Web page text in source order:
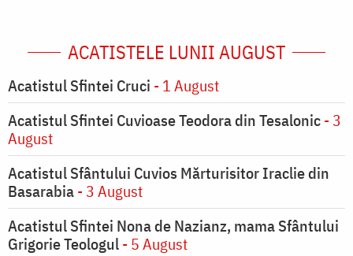
ACATISTELE LUNII AUGUST
Acatistul Sfintei Cruci - 1 August
Acatistul Sfintei Cuvioase Teodora din Tesalonic- 3
August
Acatistul Sfântului Cuvios Mărturisitor Iraclie din
Basarabia- 3 August
Acatistul Sfintei Nona de Nazianz, mama Sfântului
Grigorie Teologul- 5 August